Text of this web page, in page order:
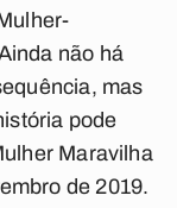
não há
mas
pode
Maravilha
de 2019.